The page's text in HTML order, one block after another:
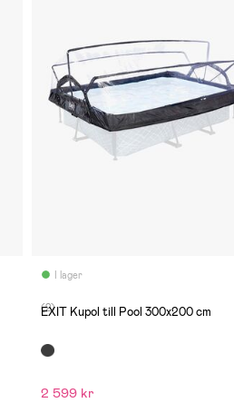
I lager
(2)
EXIT Kupol till Pool 300x200 cm
2 599 kr